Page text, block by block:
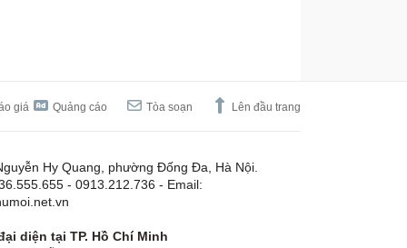
giá Quảng cáo Tòa soạn Lên đầu trang
Hy Quang, phường Đống Đa, Hà Nội.
- 0913.212.736 - Email:
diện tại TP. Hồ Chí Minh